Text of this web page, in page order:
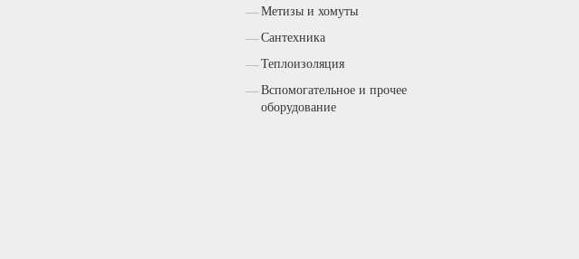
Метизы и хомуты
Сантехника
Теплоизоляция
Вспомогательное и прочее
оборудование